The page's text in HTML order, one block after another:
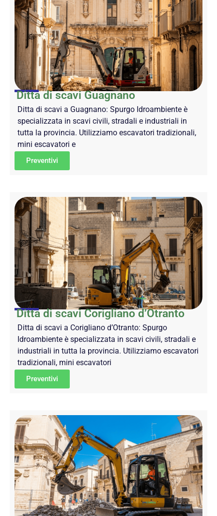
Ditta di scavi Guagnano
Ditta di scavi a Guagnano: Spurgo Idroambiente è
specializzata in scavi civili, stradali e industriali in
tutta la provincia. Utilizziamo escavatori tradizionali,
mini escavatori e
Preventivi
Ditta di scavi Corigliano d’Otranto
Ditta di scavi a Corigliano d’Otranto: Spurgo
Idroambiente è specializzata in scavi civili, stradali e
industriali in tutta la provincia. Utilizziamo escavatori
tradizionali, mini escavatori
Preventivi